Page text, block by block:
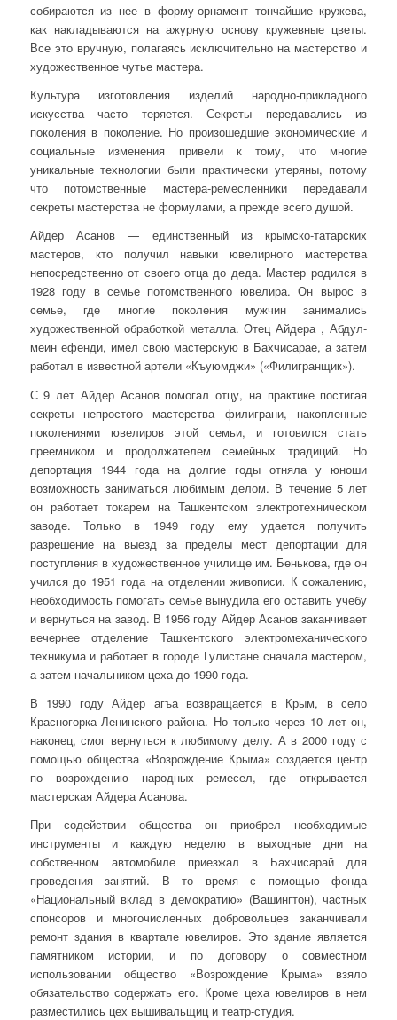
собираются из нее в форму-орнамент тончайшие кружева,
как накладываются на ажурную основу кружевные цветы.
Все это вручную, полагаясь исключительно на мастерство и
художественное чутье мастера.
Культура изготовления изделий народно-прикладного
искусства часто теряется. Секреты передавались из
поколения в поколение. Но произошедшие экономические и
социальные изменения привели к тому, что многие
уникальные технологии были практически утеряны, потому
что потомственные мастера-ремесленники передавали
секреты мастерства не формулами, а прежде всего душой.
Айдер Асанов — единственный из крымско-татарских
мастеров, кто получил навыки ювелирного мастерства
непосредственно от своего отца до деда. Мастер родился в
1928 году в семье потомственного ювелира. Он вырос в
семье, где многие поколения мужчин занимались
художественной обработкой металла. Отец Айдера , Абдул-
меин ефенди, имел свою мастерскую в Бахчисарае, а затем
работал в известной артели «Къуюмджи» («Филигранщик»).
С 9 лет Айдер Асанов помогал отцу, на практике постигая
секреты непростого мастерства филиграни, накопленные
поколениями ювелиров этой семьи, и готовился стать
преемником и продолжателем семейных традиций. Но
депортация 1944 года на долгие годы отняла у юноши
возможность заниматься любимым делом. В течение 5 лет
он работает токарем на Ташкентском электротехническом
заводе. Только в 1949 году ему удается получить
разрешение на выезд за пределы мест депортации для
поступления в художественное училище им. Бенькова, где он
учился до 1951 года на отделении живописи. К сожалению,
необходимость помогать семье вынудила его оставить учебу
и вернуться на завод. В 1956 году Айдер Асанов заканчивает
вечернее отделение Ташкентского электромеханического
техникума и работает в городе Гулистане сначала мастером,
а затем начальником цеха до 1990 года.
В 1990 году Айдер агъа возвращается в Крым, в село
Красногорка Ленинского района. Но только через 10 лет он,
наконец, смог вернуться к любимому делу. А в 2000 году с
помощью общества «Возрождение Крыма» создается центр
по возрождению народных ремесел, где открывается
мастерская Айдера Асанова.
При содействии общества он приобрел необходимые
инструменты и каждую неделю в выходные дни на
собственном автомобиле приезжал в Бахчисарай для
проведения занятий. В то время с помощью фонда
«Национальный вклад в демократию» (Вашингтон), частных
спонсоров и многочисленных добровольцев заканчивали
ремонт здания в квартале ювелиров. Это здание является
памятником истории, и по договору о совместном
использовании общество «Возрождение Крыма» взяло
обязательство содержать его. Кроме цеха ювелиров в нем
разместились цех вышивальщиц и театр-студия.